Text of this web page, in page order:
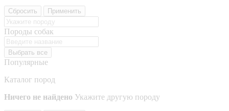
Сбросить Применить
Породы собак
Выбрать все
Популярные
Каталог пород
Ничего не найдено Укажите другую породу